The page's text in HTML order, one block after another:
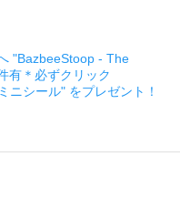
"BazbeeStoop - The
有＊必ずクリック
ニシール" をプレゼント！